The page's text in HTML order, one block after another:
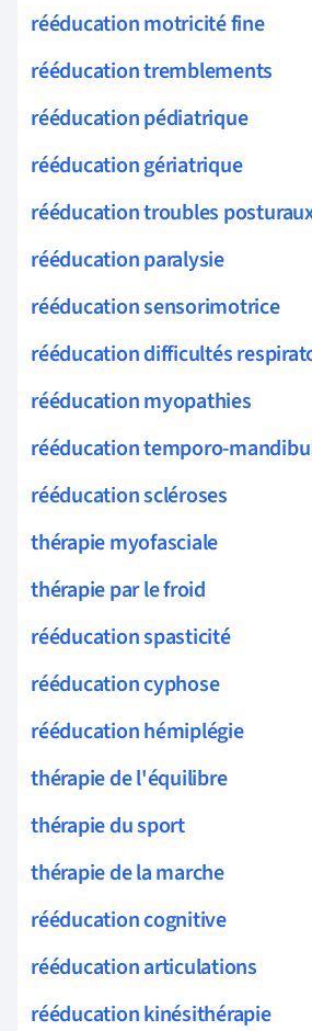
rééducation motricité fine
rééducation tremblements
rééducation pédiatrique
rééducation gériatrique
rééducation troubles
rééducation paralysie
rééducation sensorimotrice
rééducation difficultés
rééducation myopathies
rééducation temporo-
rééducation scléroses
thérapie myofasciale
thérapie par le froid
rééducation spasticité
rééducation cyphose
rééducation hémiplégie
thérapie de l'équilibre
thérapie du sport
thérapie de la marche
rééducation cognitive
rééducation articulations
rééducation kinésithérapie